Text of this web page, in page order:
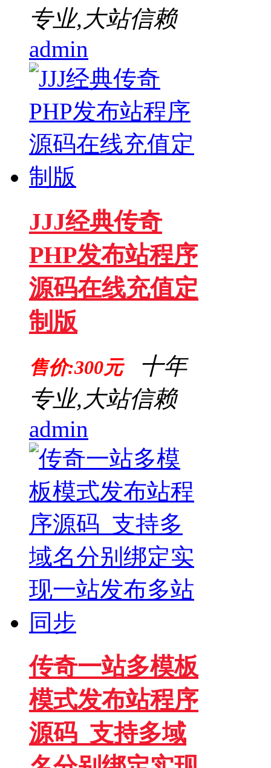
专业,大站信赖
admin
JJJ经典传奇
PHP发布站程序
源码在线充值定
制版
售价:300元
十年
专业,大站信赖
admin
传奇一站多模板
模式发布站程序
源码_支持多域